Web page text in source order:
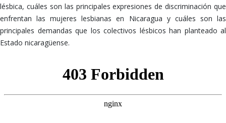
lésbica, cuáles son las principales expresiones de discriminación que
enfrentan las mujeres lesbianas en Nicaragua y cuáles son las
principales demandas que los colectivos lésbicos han planteado al
Estado nicaragüense.